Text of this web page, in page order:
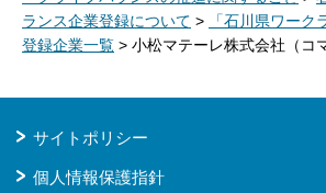
ランス企業登録について >
「石川県ワーク
登録企業一覧 > 小松マテーレ株式会社（コ
サイトポリシー
個人情報保護指針